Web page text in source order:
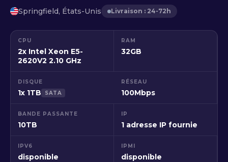
Actualité
Springfield, États-Unis Livraison : 24-72h
CPU
2x Intel Xeon E5-
2620V2 2.10 GHz
RAM
32GB
DISQUE
1x 1TB SATA
RÉSEAU
100Mbps
BANDE PASSANTE
10TB
IP
1 adresse IP fournie
IPV6
disponible
IPMI
disponible